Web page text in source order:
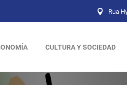
Rua
CULTURA Y SOCIEDAD